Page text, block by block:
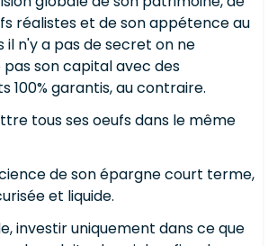
réalistes et de son appétence au
il n'y a pas de secret on ne
son capital avec des
100% garantis, au contraire.
tous ses oeufs dans le même
de son épargne court terme,
et liquide.
investir uniquement dans ce que